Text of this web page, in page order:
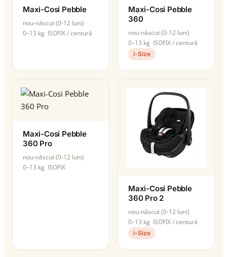
Maxi-Cosi Pebble
nou-născut (0-12 luni)
0–13 kg ISOFIX / centură
Maxi-Cosi Pebble
360
nou-născut (0-12 luni)
0–13 kg ISOFIX / centură
i-Size
Maxi-Cosi Pebble
360 Pro
nou-născut (0-12 luni)
0–13 kg ISOFIX
Maxi-Cosi Pebble
360 Pro 2
nou-născut (0-12 luni)
0–13 kg ISOFIX / centură
i-Size